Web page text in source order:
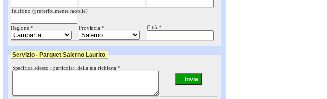
Telefono (preferibilmente mobile)
Regione:* Provincia:* Città:*
Servizio - Parquet Salerno Laurito
Specifica adesso i particolari della tua richiesta *